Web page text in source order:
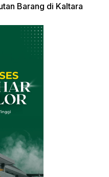
Barang di Kaltara